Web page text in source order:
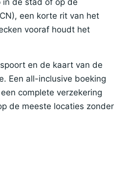
een korte rit van het
vooraf houdt het
en de kaart van de
Een all-inclusive boeking
complete verzekering
de meeste locaties zonder